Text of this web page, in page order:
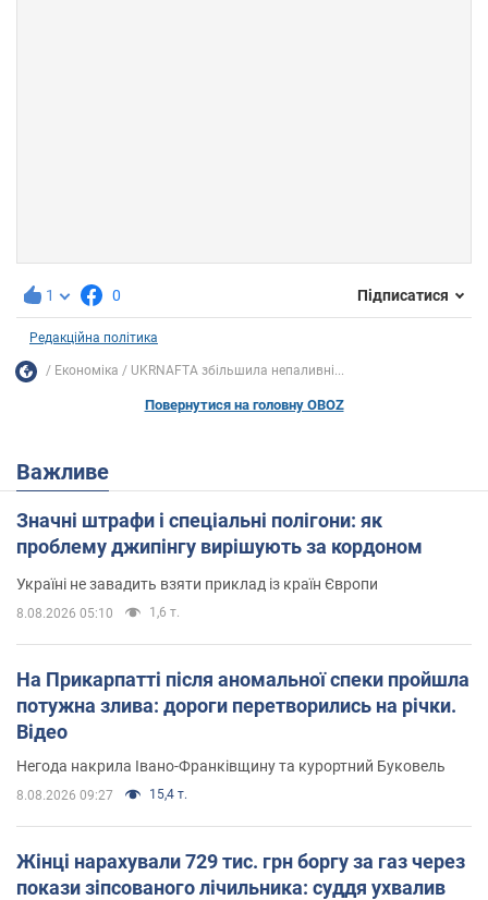
1 0 Підписатися
Редакційна політика
Економіка UKRNAFTA збільшила непаливні...
Повернутися на головну OBOZ
Важливе
Значні штрафи і спеціальні полігони: як
проблему джипінгу вирішують за кордоном
Україні не завадить взяти приклад із країн Європи
8.08.2026 05:10 1,6 т.
На Прикарпатті після аномальної спеки пройшла
потужна злива: дороги перетворились на річки.
Відео
Негода накрила Івано-Франківщину та курортний Буковель
8.08.2026 09:27 15,4 т.
Жінці нарахували 729 тис. грн боргу за газ через
покази зіпсованого лічильника: суддя ухвалив